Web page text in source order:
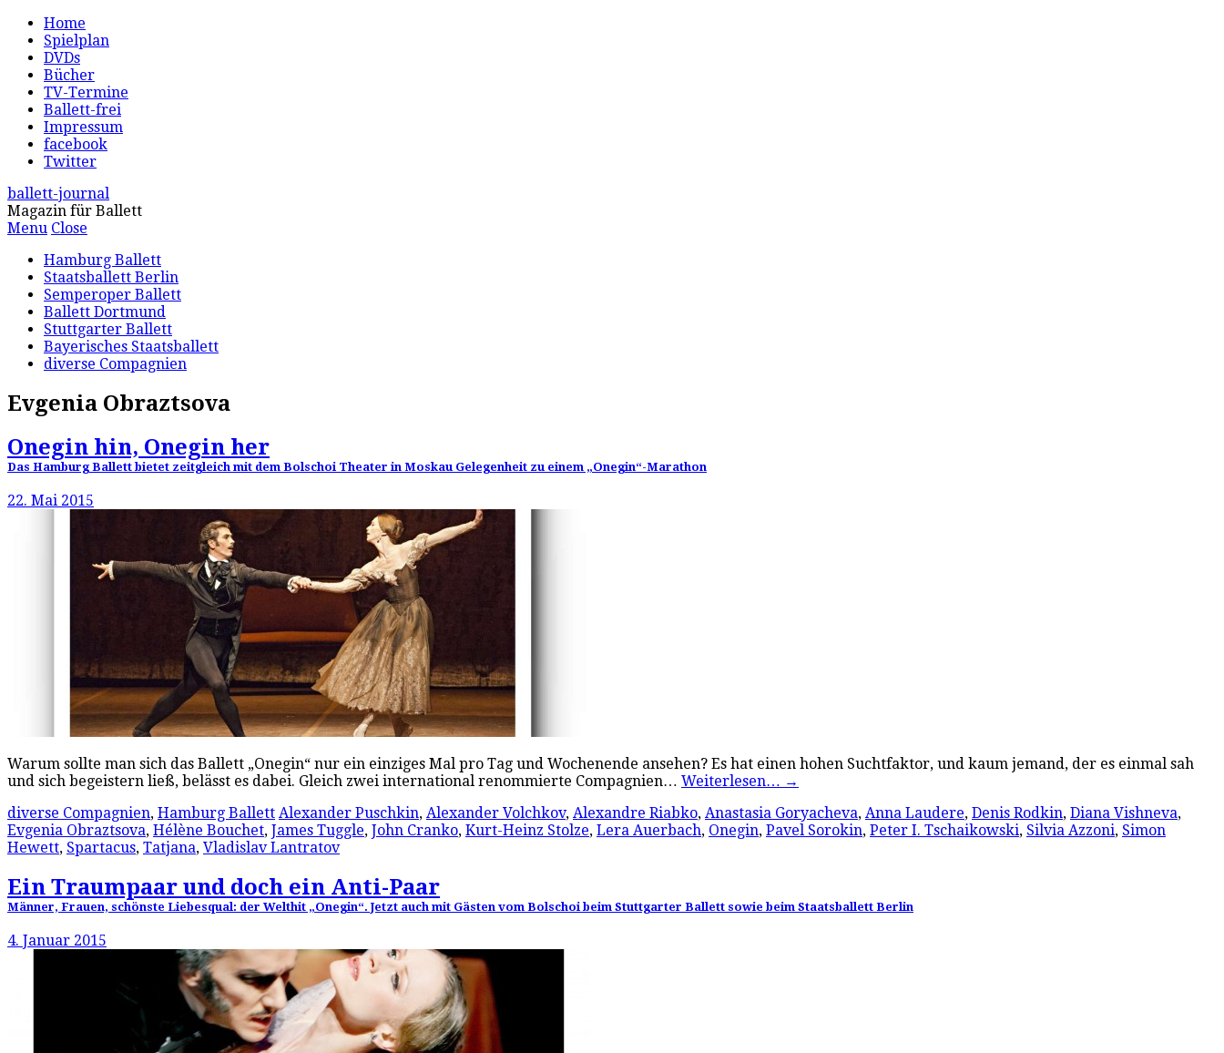
Home
Spielplan
DVDs
Bücher
TV-Termine
Ballett-frei
Impressum
facebook
Twitter
ballett-journal
Magazin für Ballett
Menu Close
Hamburg Ballett
Staatsballett Berlin
Semperoper Ballett
Ballett Dortmund
Stuttgarter Ballett
Bayerisches Staatsballett
diverse Compagnien
Evgenia Obraztsova
Onegin hin, Onegin her
Das Hamburg Ballett bietet zeitgleich mit dem Bolschoi Theater in Moskau Gelegenheit zu einem „Onegin“-Marathon
22. Mai 2015
Warum sollte man sich das Ballett „Onegin“ nur ein einziges Mal pro Tag und Wochenende ansehen? Es hat einen hohen Suchtfaktor, und kaum jemand, der es einmal sah
und sich begeistern ließ, belässt es dabei. Gleich zwei international renommierte Compagnien… Weiterlesen… →
diverse Compagnien, Hamburg Ballett Alexander Puschkin, Alexander Volchkov, Alexandre Riabko, Anastasia Goryacheva, Anna Laudere, Denis Rodkin, Diana Vishneva,
Evgenia Obraztsova, Hélène Bouchet, James Tuggle, John Cranko, Kurt-Heinz Stolze, Lera Auerbach, Onegin, Pavel Sorokin, Peter I. Tschaikowski, Silvia Azzoni, Simon
Hewett, Spartacus, Tatjana, Vladislav Lantratov
Ein Traumpaar und doch ein Anti-Paar
Männer, Frauen, schönste Liebesqual: der Welthit „Onegin“. Jetzt auch mit Gästen vom Bolschoi beim Stuttgarter Ballett sowie beim Staatsballett Berlin
4. Januar 2015